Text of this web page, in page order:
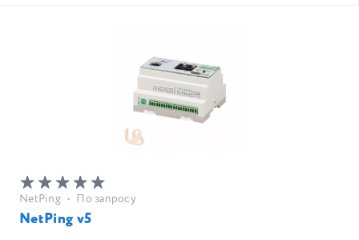
NetPing • По запросу
NetPing v5